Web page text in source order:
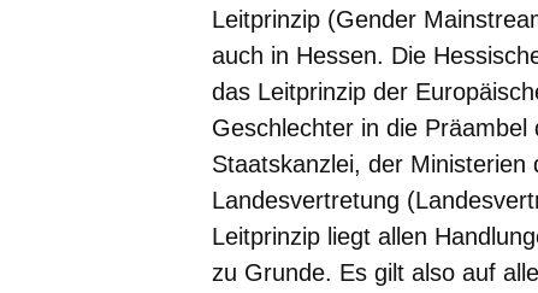
Leitprinzip (Gender
auch in Hessen. Die
das Leitprinzip der
Geschlechter in die
Staatskanzlei, der Ministerien
Landesvertretung
Leitprinzip liegt allen
zu Grunde. Es gilt also auf